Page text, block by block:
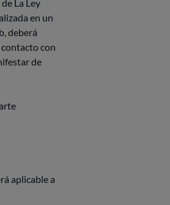
La Ley
en un
deberá
con
de
aplicable a